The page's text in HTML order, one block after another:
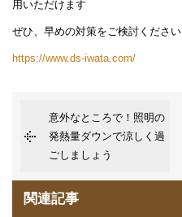
用いただけます
ぜひ、早めの対策をご検討ください
https://www.ds-iwata.com/
意外なところで！照明の
発熱量ダウンで涼しく過
ごしましょう
関連記事